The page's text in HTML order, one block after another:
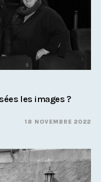
les images ?
18 NOVEMBRE 2022